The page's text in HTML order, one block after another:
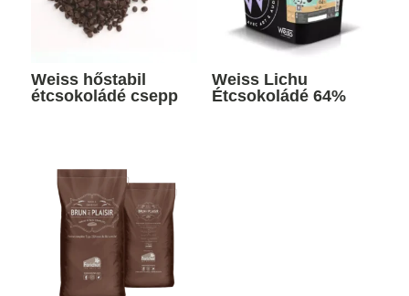
Weiss hőstabil
étcsokoládé csepp
Weiss Lichu
Étcsokoládé 64%